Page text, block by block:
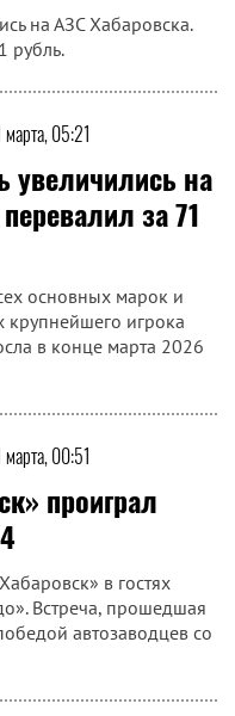
на АЗС Хабаровска.
рубль.
марта, 05:21
увеличились на
за 71
основных марок и
крупнейшего игрока
в конце марта 2026
марта, 00:51
проиграл
в гостях
Встреча, прошедшая
автозаводцев со